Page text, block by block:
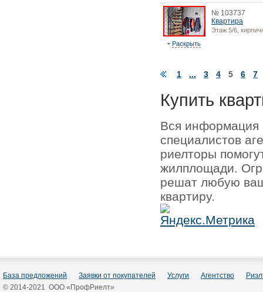
№ 103737
Квартира
Этаж 5/6,
Раскрыть
1 ... 3 4 5 6 7
Купить
Вся информация
специалистов
риелторы
жилплощади.
решат любую
квартиру.
База предложений Заявки от покупателей Услуги Агентство
© 2014-2021 ООО «ПрофРиелт»